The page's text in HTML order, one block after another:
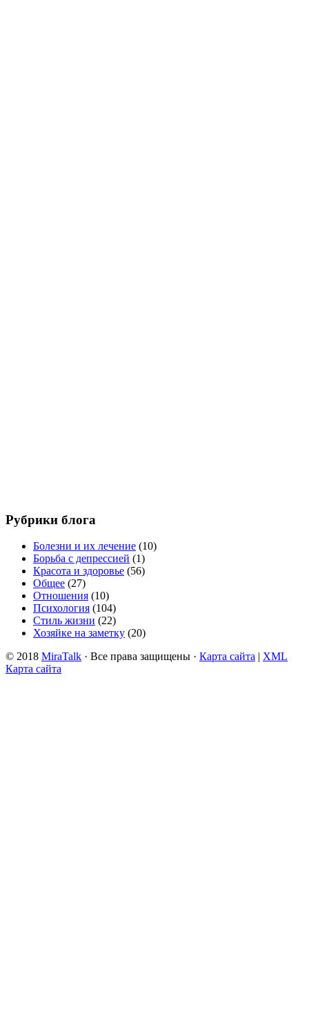
Рубрики блога
Болезни и их лечение (10)
Борьба с депрессией (1)
Красота и здоровье (56)
Общее (27)
Отношения (10)
Психология (104)
Стиль жизни (22)
Хозяйке на заметку (20)
© 2018 MiraTalk · Все права защищены · Карта сайта | XML
Карта сайта